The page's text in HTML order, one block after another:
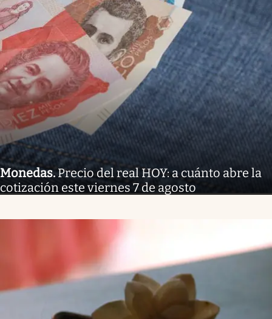
Monedas.Precio del real HOY: a cuánto abre la
cotización este viernes 7 de agosto